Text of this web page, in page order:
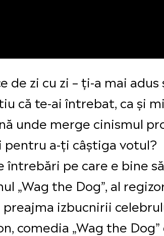
zi cu zi – ți-a mai
că te-ai întrebat, ca și
unde merge cinismul
a-ți câștiga votul?
pe care e bine
„Wag the Dog”, al
izbucnirii
comedia „Wag the